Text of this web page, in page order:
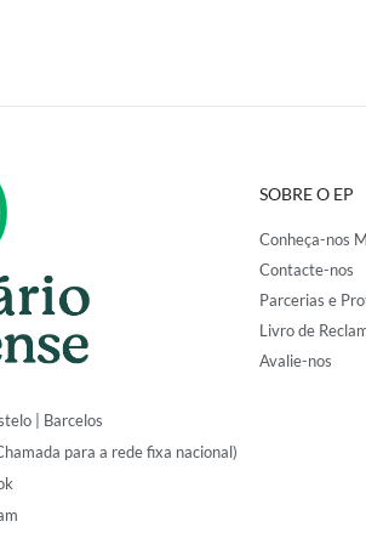
| Barcelos
para a rede fixa nacional)
SOBRE O EP
Conheça-nos
Contacte-nos
Parcerias e
Livro de
Avalie-nos